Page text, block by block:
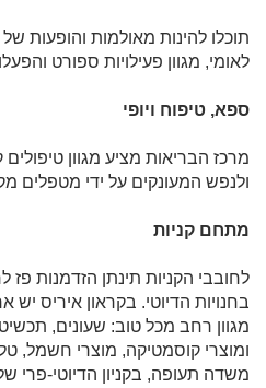
תוכלו להינות מאולמות והופעות של
לאומי, מגוון פעילויות ספורט
ספא, טיפוח ויופי
מרכז הבריאות מציע מגוון
ולנפש המעונקים על ידי מטפלים
מתחם קניות
לחובבי הקניות תינתן הזדמנות
בחנויות הדיוטי. בקראון איריס
מגוון רחב מכל טוב: שעונים,
ומוצרי קוסמטיקה, מוצרי חשמל,
משדה תעופה, בקניון הדיוטי-פרי